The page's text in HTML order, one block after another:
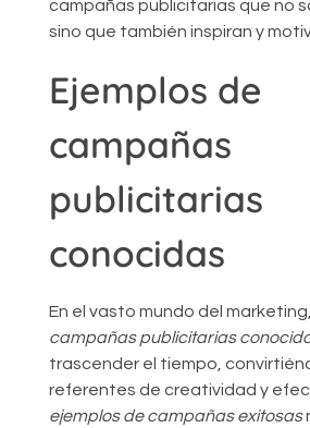
campañas publicitarias que no
sino que también inspiran y
Ejemplos de
campañas
publicitarias
conocidas
En el vasto mundo del
campañas publicitarias
trascender el tiempo,
referentes de creatividad y
ejemplos de campañas exitosas